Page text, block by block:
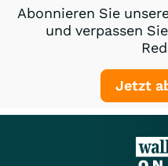
Abonnieren Sie
und verpassen
Jetzt